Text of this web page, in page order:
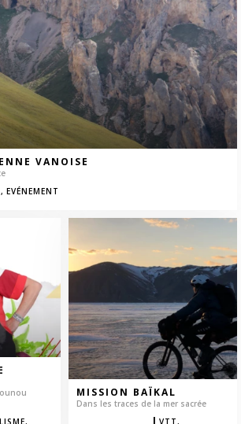
VANOISE
EVÉNEMENT
MISSION BAÏKAL
Dans les traces de la mer sacrée
VTT,